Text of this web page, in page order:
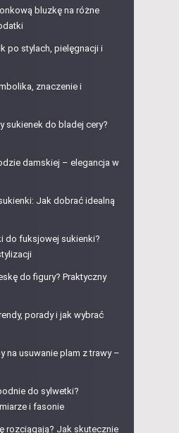
bluzkę na różne
po stylach, pielęgnacji i
znaczenie i
sukienek do bladej cery?
damskiej – elegancja w
Jak dobrać idealną
do fuksjowej sukienki?
do figury? Praktyczny
porady i jak wybrać
na usuwanie plam z trawy –
do sylwetki?
i fasonie
rozciągają? Jak skutecznie